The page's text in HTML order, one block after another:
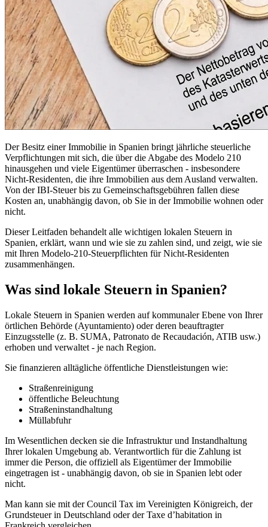
Der Besitz einer Immobilie in Spanien bringt jährliche steuerliche
Verpflichtungen mit sich, die über die Abgabe des Modelo 210
hinausgehen und viele Eigentümer überraschen - insbesondere
Nicht-Residenten, die ihre Immobilien aus dem Ausland verwalten.
Von der IBI-Steuer bis zu Gemeinschaftsgebühren fallen diese
Kosten an, unabhängig davon, ob Sie in der Immobilie wohnen oder
nicht.
Dieser Leitfaden behandelt alle wichtigen lokalen Steuern in
Spanien, erklärt, wann und wie sie zu zahlen sind, und zeigt, wie sie
mit Ihren Modelo-210-Steuerpflichten für Nicht-Residenten
zusammenhängen.
Was sind lokale Steuern in Spanien?
Lokale Steuern in Spanien werden auf kommunaler Ebene von Ihrer
örtlichen Behörde (Ayuntamiento) oderderen beauftragter
Einzugsstelle (z. B. SUMA, Patronato de Recaudación, ATIB usw.)
erhoben und verwaltet - je nach Region.
Sie finanzieren alltägliche öffentliche Dienstleistungen wie:
Straßenreinigung
öffentliche Beleuchtung
Straßeninstandhaltung
Müllabfuhr
Im Wesentlichen decken sie die Infrastrukturund Instandhaltung
Ihrer lokalen Umgebung ab. Verantwortlich für die Zahlung ist
immer die Person, die offiziell als Eigentümer der Immobilie
eingetragen ist - unabhängig davon, ob sie in Spanien lebt oder
nicht.
Man kann sie mit derCouncil Tax im Vereinigten Königreich, der
Grundsteuerin Deutschland oder derTaxe d’habitation in